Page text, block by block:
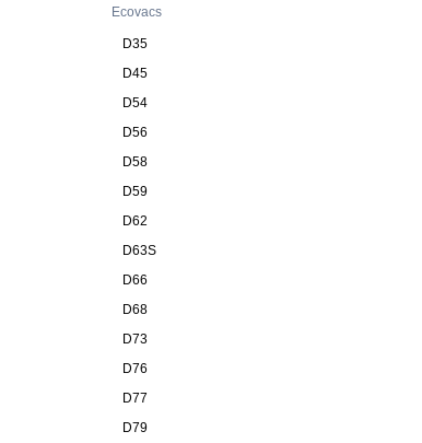
Ecovacs
D35
D45
D54
D56
D58
D59
D62
D63S
D66
D68
D73
D76
D77
D79